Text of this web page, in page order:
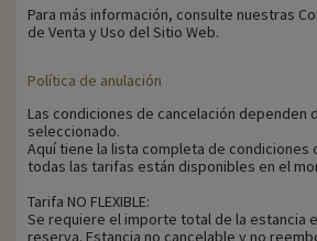
Para más información, consulte nuestras
de Venta y Uso del Sitio Web.
Política de anulación
Las condiciones de cancelación dependen
seleccionado.
Aquí tiene la lista completa de condiciones
todas las tarifas están disponibles en el
Tarifa NO FLEXIBLE:
Se requiere el importe total de la estancia
reserva. Estancia no cancelable y no